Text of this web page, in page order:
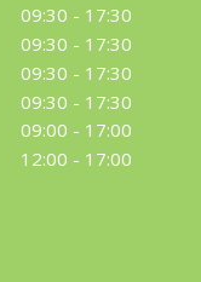
09:30 - 17:30
09:30 - 17:30
09:30 - 17:30
09:30 - 17:30
09:00 - 17:00
12:00 - 17:00